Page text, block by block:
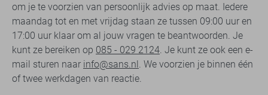
om je te voorzien van persoonlijk advies op maat. Iedere
maandag tot en met vrijdag staan ze tussen 09:00 uur en
17:00 uur klaar om al jouw vragen te beantwoorden. Je
kunt ze bereiken op 085 - 029 2124. Je kunt ze ook een e-
mail sturen naar info@sans.nl. We voorzien je binnen één
of twee werkdagen van reactie.